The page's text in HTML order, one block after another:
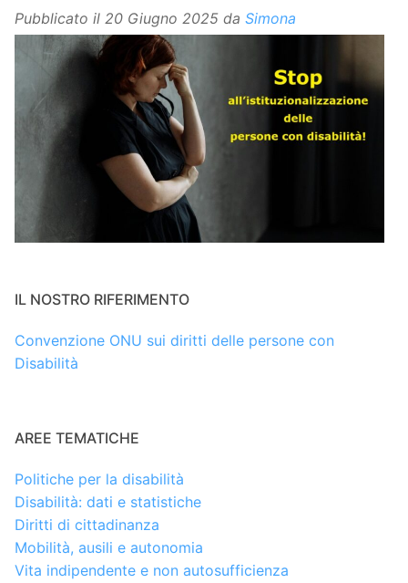
Pubblicato il 20 Giugno 2025 da Simona
IL NOSTRO RIFERIMENTO
Convenzione ONU sui diritti delle persone con
Disabilità
AREE TEMATICHE
Politiche per la disabilità
Disabilità: dati e statistiche
Diritti di cittadinanza
Mobilità, ausili e autonomia
Vita indipendente e non autosufficienza